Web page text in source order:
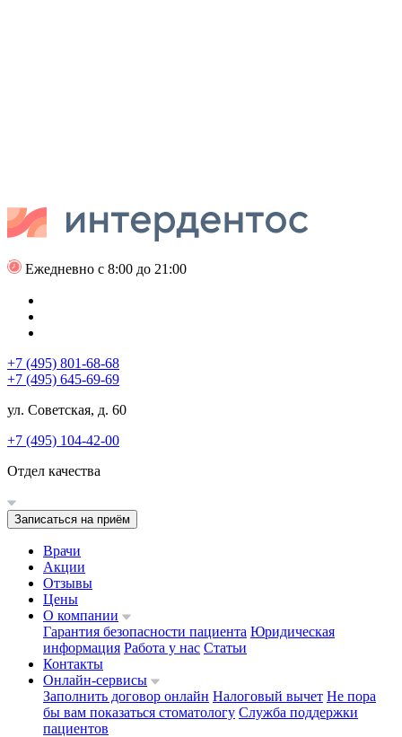
Ежедневно с 8:00 до 21:00
+7 (495) 801-68-68
+7 (495) 645-69-69
ул. Советская, д. 60
+7 (495) 104-42-00
Отдел качества
Записаться на приём
Врачи
Акции
Отзывы
Цены
О компании
Гарантия безопасности пациента Юридическая
информация Работа у нас Статьи
Контакты
Онлайн-сервисы
Заполнить договор онлайн Налоговый вычет Не пора
бы вам показаться стоматологу Служба поддержки
пациентов